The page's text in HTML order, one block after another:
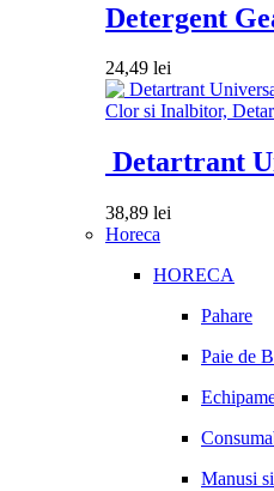
Detergent
24,49 lei
Clor si Inalbitor,
Detartrant
38,89 lei
Horeca
HORECA
Pahare
Paie de
Manusi